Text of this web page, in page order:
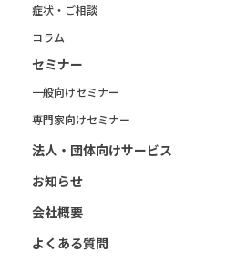
症状・ご相談
コラム
セミナー
一般向けセミナー
専門家向けセミナー
法人・団体向けサービス
お知らせ
会社概要
よくある質問